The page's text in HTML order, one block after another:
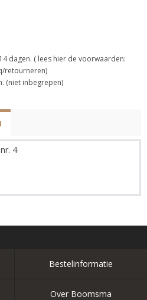
dagen. ( lees hier de voorwaarden:
retourneren)
(niet inbegrepen)
4
Bestelinformatie
Over Boomsma